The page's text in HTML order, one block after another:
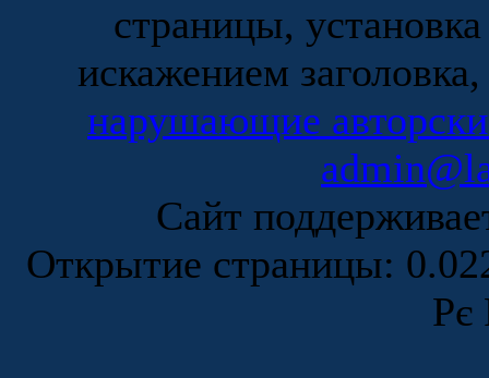
страницы,
искажением
нарушающие
Сайт
Открытие страницы:
Рє